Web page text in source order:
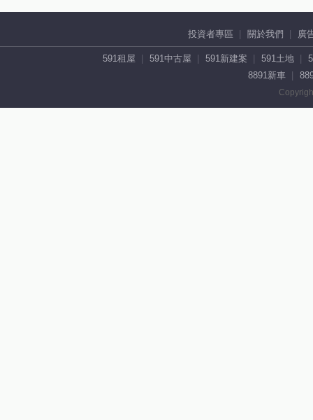
投資者專區 關於我們 廣
591租屋 591中古屋 591新建案 591土地
8891新車